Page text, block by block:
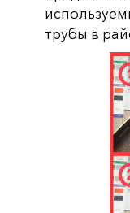
трубы в